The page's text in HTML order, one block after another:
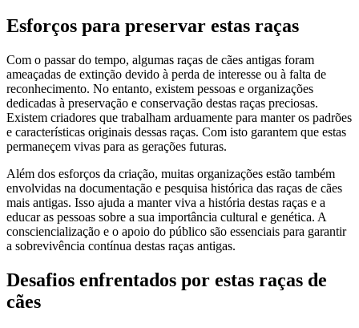
Esforços para preservar estas raças
Com o passar do tempo, algumas raças de cães antigas foram
ameaçadas de extinção devido à perda de interesse ou à falta de
reconhecimento. No entanto, existem pessoas e organizações
dedicadas à preservação e conservação destas raças preciosas.
Existem criadores que trabalham arduamente para manter os padrões
e características originais dessas raças. Com isto garantem que estas
permaneçem vivas para as gerações futuras.
Além dos esforços da criação, muitas organizações estão também
envolvidas na documentação e pesquisa histórica das raças de cães
mais antigas. Isso ajuda a manter viva a história destas raças e a
educar as pessoas sobre a sua importância cultural e genética. A
consciencialização e o apoio do público são essenciais para garantir
a sobrevivência contínua destas raças antigas.
Desafios enfrentados por estas raças de
cães